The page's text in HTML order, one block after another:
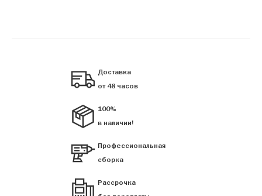
Доставка
от 48 часов
100%
в наличии!
Профессиональная
сборка
Рассрочка